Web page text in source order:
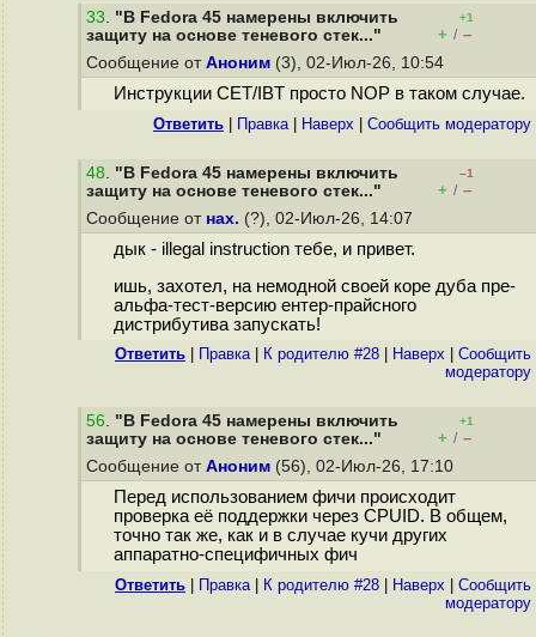
33. "В Fedora 45 намерены включить
защиту на основе теневого стек..."
+1
+ / –
Сообщение от Аноним (3), 02-Июл-26, 10:54
Инструкции CET/IBT просто NOP в таком случае.
Ответить Правка| Наверх Cообщить модератору
48. "В Fedora 45 намерены включить
защиту на основе теневого стек..."
–1
+ / –
Сообщение от нах. (?), 02-Июл-26, 14:07
дык - illegal instruction тебе, и привет.
ишь, захотел, на немодной своей коре дуба пре-
альфа-тест-версию ентер-прайсного
дистрибутива запускать!
Ответить Правка| К родителю #28 Наверх
Cообщить
модератору
56. "В Fedora 45 намерены включить
защиту на основе теневого стек..."
+1
+ / –
Сообщение от Аноним (56), 02-Июл-26, 17:10
Перед использованием фичи происходит
проверка её поддержки через CPUID. В общем,
точно так же, как и в случае кучи других
аппаратно-специфичных фич
Ответить Правка| К родителю #28 Наверх
Cообщить
модератору